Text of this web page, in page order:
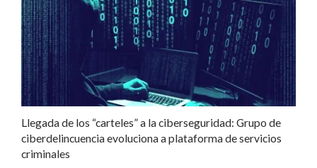
Llegada de los “carteles” a la ciberseguridad: Grupo de
ciberdelincuencia evoluciona a plataforma de servicios
criminales